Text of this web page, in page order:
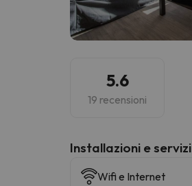
5.6
19 recensioni
Installazioni e servizi
Wifi e Internet